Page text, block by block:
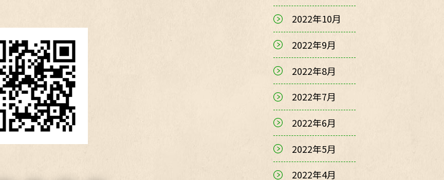
2022年10月
2022年9月
2022年8月
2022年7月
2022年6月
2022年5月
2022年4月